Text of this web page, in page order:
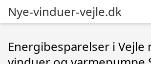
Nye-vinduer-vejle.dk
Energibesparelser i Vejle